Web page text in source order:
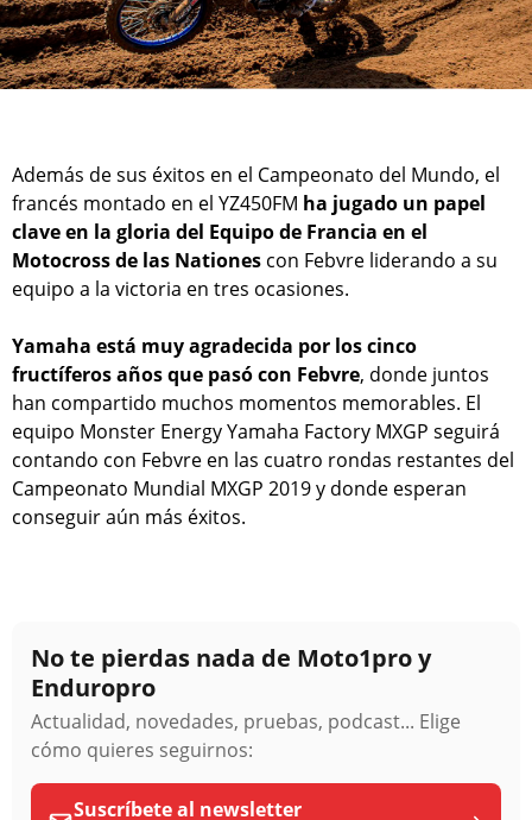
Además de sus éxitos en el Campeonato del Mundo, el
francés montado en el YZ450FM ha jugado un papel
clave en la gloria del Equipo de Francia en el
Motocross de las Nationes con Febvre liderando a su
equipo a la victoria en tres ocasiones.
Yamaha está muy agradecida por los cinco
fructíferos años que pasó con Febvre, donde juntos
han compartido muchos momentos memorables. El
equipo Monster Energy Yamaha Factory MXGP seguirá
contando con Febvre en las cuatro rondas restantes del
Campeonato Mundial MXGP 2019 y donde esperan
conseguir aún más éxitos.
No te pierdas nada de Moto1pro y
Enduropro
Actualidad, novedades, pruebas, podcast... Elige
cómo quieres seguirnos:
Suscríbete al newsletter